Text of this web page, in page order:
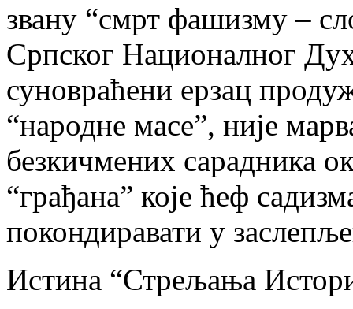
звану “смрт фашизму –
Српског Националног
суновраћени ерзац
“народне масе”, није
безкичмених сарадника
“грађана” које ћеф
покондиравати у
Истина “Стрељања